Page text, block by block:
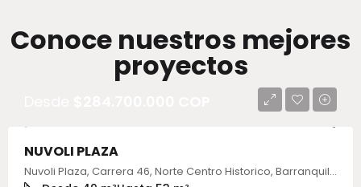
Conoce nuestros mejores
proyectos
NUVOLI PLAZA
Nuvoli Plaza, Carrera 46, Norte Centro Historico, Barranquilla, Atlántico, Colombia